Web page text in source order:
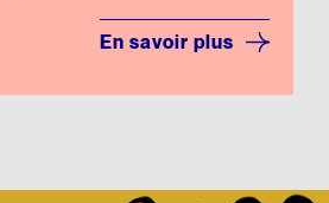
En savoir plus